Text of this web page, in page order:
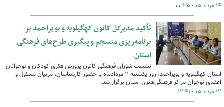
۱۴ مرداد ۰۵ - ۰۰:۳۵
تأکید مدیرکل کانون کهگیلویه و بویراحمد بر
برنامه‌ریزی منسجم و پیگیری طرح‌های فرهنگی
استان
نشست شورای فرهنگی کانون پرورش فکری کودکان و نوجوانان
استان کهگیلویه و بویراحمد، روز یکشنبه ۱۱ مردادماه با حضور کارشناسان، مربیان مسئول و
اعضای نوجوان مراکز فرهنگی‌هنری استان برگزار شد.
۱۲ مرداد ۰۵ - ۱۲:۴۱